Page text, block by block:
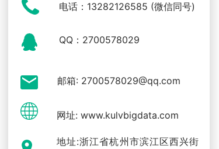
电话：13282126585 (微信同号)
QQ：2700578029
邮箱: 2700578029@qq.com
网址: www.kulvbigdata.com
地址:浙江省杭州市滨江区西兴街